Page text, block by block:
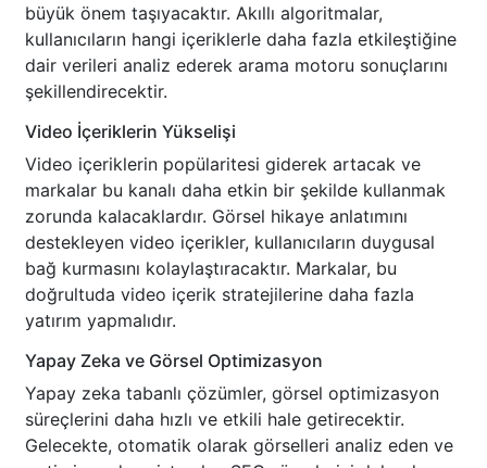
büyük önem taşıyacaktır. Akıllı algoritmalar,
kullanıcıların hangi içeriklerle daha fazla etkileştiğine
dair verileri analiz ederek arama motoru sonuçlarını
şekillendirecektir.
Video İçeriklerin Yükselişi
Video içeriklerin popülaritesi giderek artacak ve
markalar bu kanalı daha etkin bir şekilde kullanmak
zorunda kalacaklardır. Görsel hikaye anlatımını
destekleyen video içerikler, kullanıcıların duygusal
bağ kurmasını kolaylaştıracaktır. Markalar, bu
doğrultuda video içerik stratejilerine daha fazla
yatırım yapmalıdır.
Yapay Zeka ve Görsel Optimizasyon
Yapay zeka tabanlı çözümler, görsel optimizasyon
süreçlerini daha hızlı ve etkili hale getirecektir.
Gelecekte, otomatik olarak görselleri analiz eden ve